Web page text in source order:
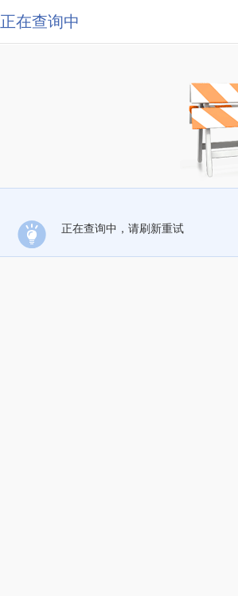
正在查询中
正在查询中，请刷新重试